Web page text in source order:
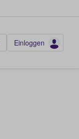
Einloggen